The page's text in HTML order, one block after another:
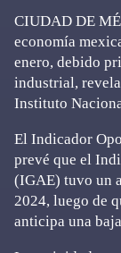
CIUDAD DE
economía
enero, debido
industrial,
Instituto
El Indicador
prevé que el
(IGAE) tuvo un
2024, luego de
anticipa una